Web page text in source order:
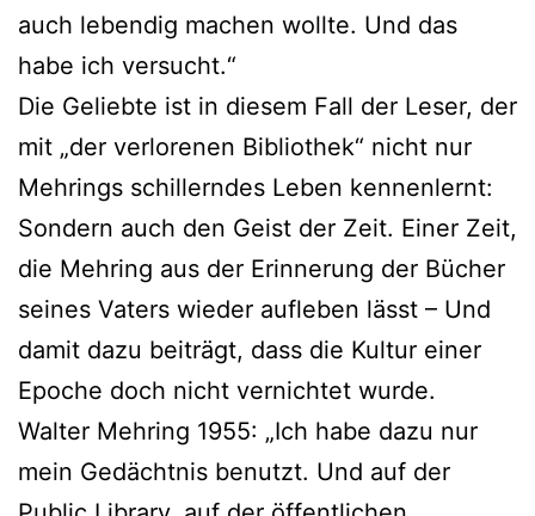
auch lebendig machen wollte. Und das
habe ich versucht.“
Die Geliebte ist in diesem Fall der Leser, der
mit „der verlorenen Bibliothek“ nicht nur
Mehrings schillerndes Leben kennenlernt:
Sondern auch den Geist der Zeit. Einer Zeit,
die Mehring aus der Erinnerung der Bücher
seines Vaters wieder aufleben lässt – Und
damit dazu beiträgt, dass die Kultur einer
Epoche doch nicht vernichtet wurde.
Walter Mehring 1955: „Ich habe dazu nur
mein Gedächtnis benutzt. Und auf der